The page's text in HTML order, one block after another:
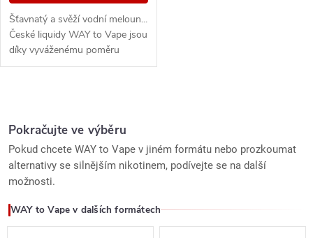
Šťavnatý a svěží vodní meloun...
České liquidy WAY to Vape jsou
díky vyváženému poměru
složek 50PG/50VG vhodné do
v
l
á
d
Pokračujte ve výběru
Pokud chcete WAY to Vape v jiném formátu nebo prozkoumat
alternativy se silnějším nikotinem, podívejte se na další
možnosti.
WAY to Vape v dalších formátech